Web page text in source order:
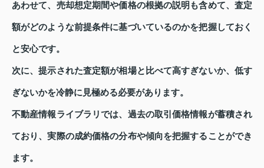
あわせて、売却想定期間や価格の根拠の説明も含めて、査定
額がどのような前提条件に基づいているのかを把握しておく
と安心です。
次に、提示された査定額が相場と比べて高すぎないか、低す
ぎないかを冷静に見極める必要があります。
不動産情報ライブラリでは、過去の取引価格情報が蓄積され
ており、実際の成約価格の分布や傾向を把握することができ
ます。